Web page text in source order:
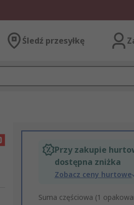
Śledź przesyłkę
Przy zakupie
dostępna zniżka
Zobacz ceny hurtowe
Suma częściowa (1